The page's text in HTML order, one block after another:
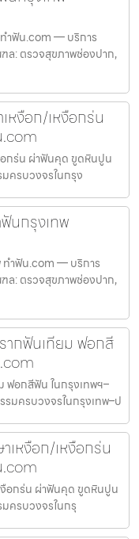
ำฟัน.com — บริการ
ล: ตรวจสุขภาพช่องปาก,
งือก/เหงือกร่น
กร่น ผ่าฟันคุด ขูดหินปูน
รบวงจรในกรุง
นกรุงเทพ
ำฟัน.com — บริการ
ล: ตรวจสุขภาพช่องปาก,
กฟันเทียม ฟอกสี
อกสีฟัน ในกรุงเทพฯ–
ครบวงจรในกรุงเทพ–ป
เหงือก/เหงือกร่น
งือกร่น ผ่าฟันคุด ขูดหินปูน
ครบวงจรในกรุ